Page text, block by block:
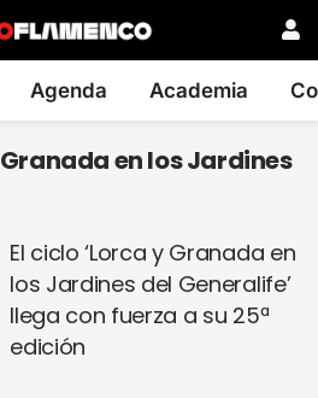
Agenda Academia
en los Jardines
El ciclo ‘Lorca y Granada en
los Jardines del Generalife’
llega con fuerza a su 25ª
edición